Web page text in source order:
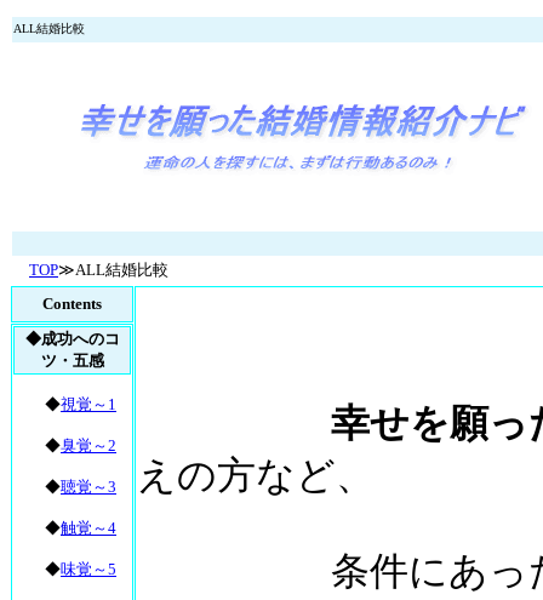
ALL結婚比較
TOP≫ALL結婚比較
Contents
幸せを願った結
えの方など、
条件にあった相
◆成功へのコ
ツ・五感
◆視覚～1
◆臭覚～2
◆聴覚～3
◆触覚～4
◆味覚～5